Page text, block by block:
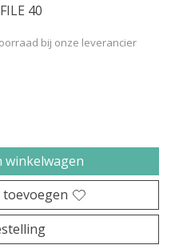
40
bij onze leverancier
winkelwagen